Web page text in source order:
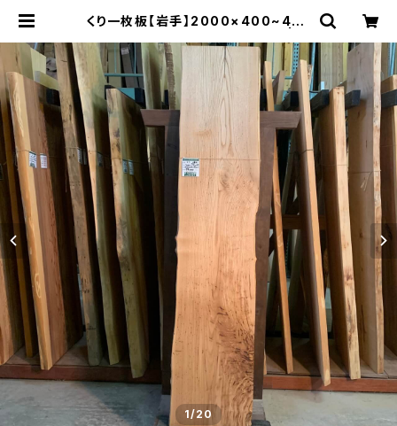
くり一枚板【岩手】2000×400~420
の店さんもく
1/20